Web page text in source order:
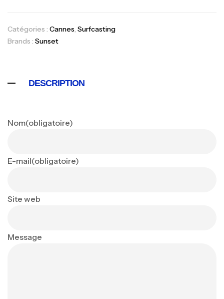
Catégories : Cannes, Surfcasting
Brands : Sunset
DESCRIPTION
Nom(obligatoire)
E-mail(obligatoire)
Site web
Message